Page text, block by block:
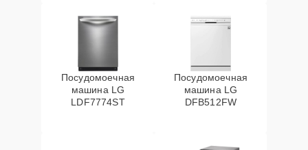
Посудомоечная
машина LG
LDF7774ST
Посудомоечная
машина LG
DFB512FW